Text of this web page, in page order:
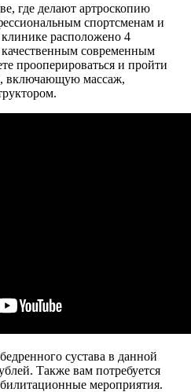
где делают артроскопию
спортсменам и
расположено 4
современным
прооперироваться и пройти
включающую массаж,
сустава в данной
Также вам потребуется
мероприятия.